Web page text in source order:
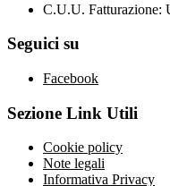
C.U.U. Fatturazione:
Seguici su
Facebook
Sezione Link Utili
Cookie policy
Note legali
Informativa Privacy